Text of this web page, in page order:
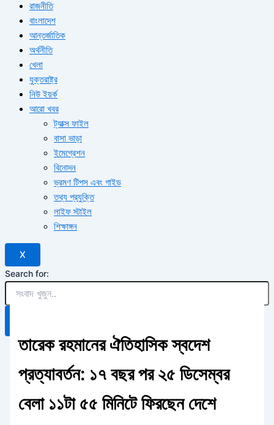
রাজনীতি
বাংলাদেশ
আন্তর্জাতিক
অর্থনীতি
খেলা
যুক্তরাষ্ট্র
নিউ ইয়র্ক
আরো খবর
ট্যাক্স ফাইল
বাসা ভাড়া
ইমেগ্রেশন
বিনোদন
ভ্রমণ টিপস এবং গাইড
তথ্য প্রযুক্তি
লাইফ স্টাইল
শিক্ষাঙ্গন
X
Search for:
তারেক রহমানের ঐতিহাসিক স্বদেশ
প্রত্যাবর্তন: ১৭ বছর পর ২৫ ডিসেম্বর
বেলা ১১টা ৫৫ মিনিটে ফিরছেন দেশে